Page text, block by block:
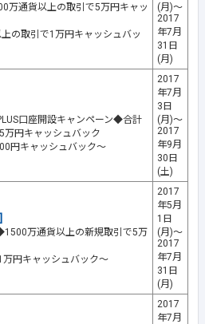
万通貨以上の取引で5万円キャッ
の取引で1万円キャッシュバッ
(月)～
2017
年7月
31日
(月)
口座開設キャンペーン◆合計
万円キャッシュバック
円キャッシュバック～
2017
年7月
3日
(月)～
2017
年9月
30日
(土)
万通貨以上の新規取引で5万
円キャッシュバック～
2017
年5月
1日
(月)～
2017
年7月
31日
(月)
2017
年7月